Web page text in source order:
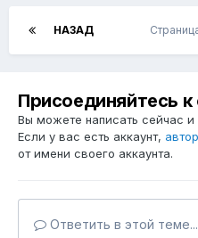
НАЗАД
Присоединяйтесь
Вы можете написать сейчас и
Если у вас есть аккаунт,
от имени своего аккаунта.
Ответить в этой теме...